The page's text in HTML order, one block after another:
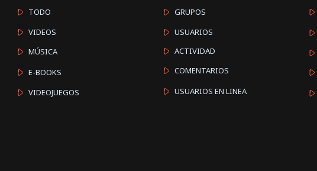
TODO
VIDEOS
MÚSICA
E-BOOKS
VIDEOJUEGOS
GRUPOS
USUARIOS
ACTIVIDAD
COMENTARIOS
USUARIOS EN LINEA